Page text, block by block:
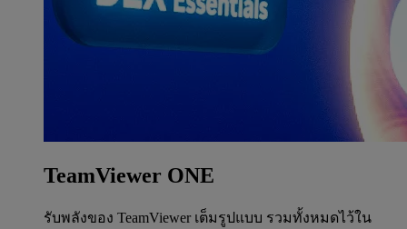
TeamViewer ONE
รับพลังของ TeamViewer เต็มรูปแบบ รวมทั้งหมดไว้ใน